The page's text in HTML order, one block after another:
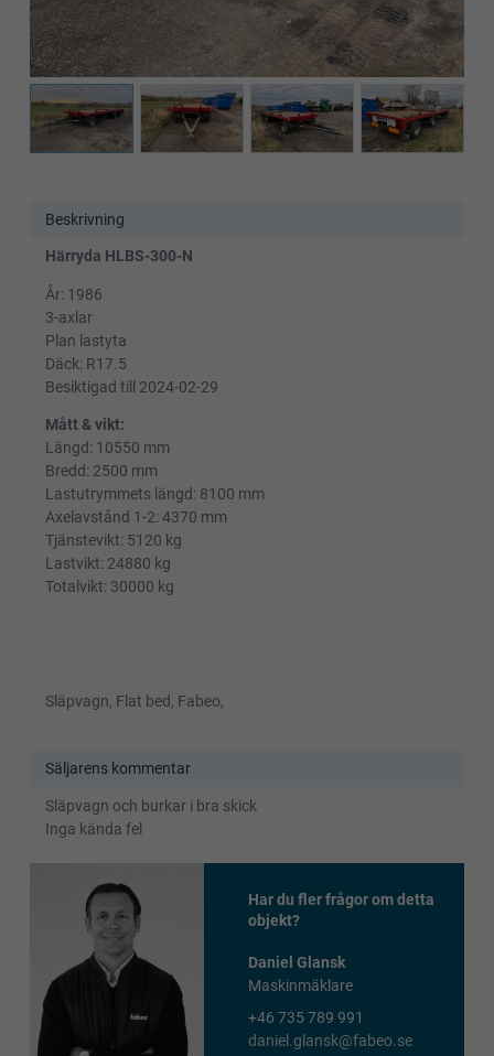
Beskrivning
Härryda HLBS-300-N
År: 1986
3-axlar
Plan lastyta
Däck: R17.5
Besiktigad till 2024-02-29
Mått & vikt:
Längd: 10550 mm
Bredd: 2500 mm
Lastutrymmets längd: 8100 mm
Axelavstånd 1-2: 4370 mm
Tjänstevikt: 5120 kg
Lastvikt: 24880 kg
Totalvikt: 30000 kg
Släpvagn, Flat bed, Fabeo,
Säljarens kommentar
Släpvagn och burkar i bra skick
Inga kända fel
Har du fler frågor om detta
objekt?
Daniel Glansk
Maskinmäklare
+46 735 789 991
daniel.glansk@fabeo.se